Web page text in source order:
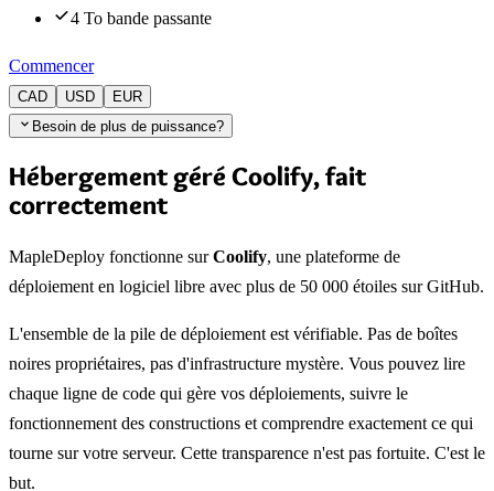
4 To bande passante
Commencer
CAD USD
EUR
Besoin de plus de puissance?
Hébergement géré Coolify, fait
correctement
MapleDeploy fonctionne surCoolify, une plateforme de
déploiement en logiciel libre avec plus de 50 000 étoiles sur GitHub.
L'ensemble de la pile de déploiement est vérifiable. Pas de boîtes
noires propriétaires, pas d'infrastructure mystère. Vous pouvez lire
chaque ligne de code qui gère vos déploiements, suivre le
fonctionnement des constructions et comprendre exactement ce qui
tourne sur votre serveur. Cette transparence n'est pas fortuite. C'est le
but.